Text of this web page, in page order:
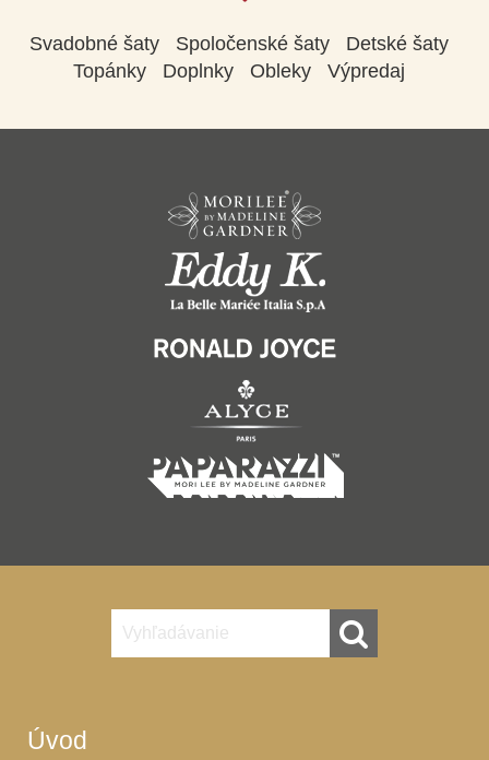
Svadobné šaty Spoločenské šaty
Detské šaty
Topánky
Doplnky Obleky Výpredaj
Úvod